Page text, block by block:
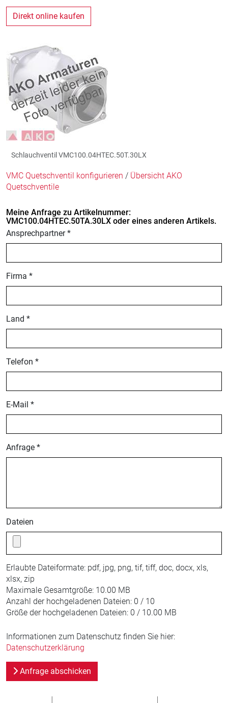
Direkt online kaufen
Schlauchventil VMC100.04HTEC.50T.30LX
VMC Quetschventil konfigurieren / Übersicht AKO
Quetschventile
Meine Anfrage zu Artikelnummer:
VMC100.04HTEC.50TA.30LX oder eines anderen Artikels.
Ansprechpartner *
Firma *
Land *
Telefon *
E-Mail *
Anfrage *
Dateien
Erlaubte Dateiformate: pdf, jpg, png, tif, tiff, doc, docx, xls,
xlsx, zip
Maximale Gesamtgröße: 10.00 MB
Anzahl der hochgeladenen Dateien: 0 / 10
Größe der hochgeladenen Dateien: 0 / 10.00 MB
Informationen zum Datenschutz finden Sie hier:
Datenschutzerklärung
Anfrage abschicken